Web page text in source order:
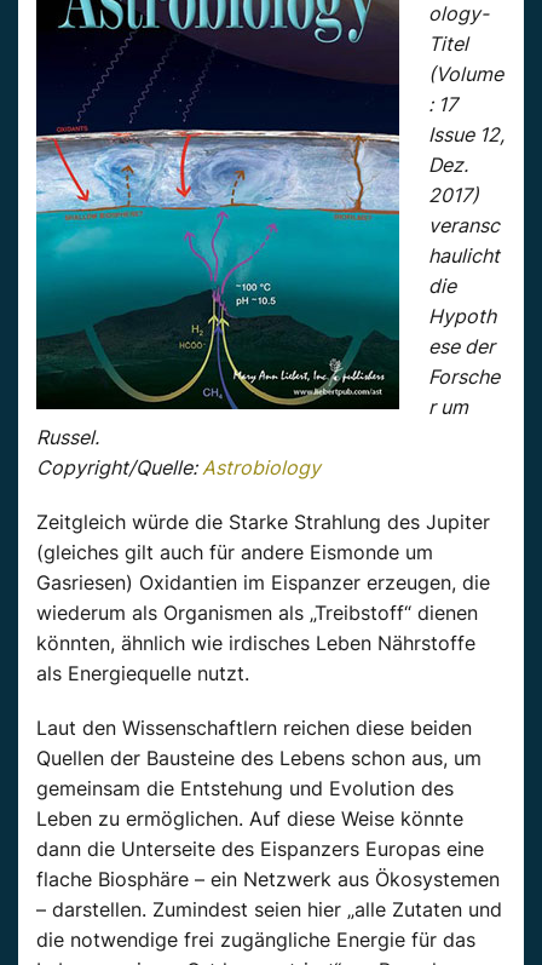
ology-
Titel
(Volume
: 17
Issue 12,
Dez.
2017)
veransc
haulicht
die
Hypoth
ese der
Forsche
r um
Russel.
Copyright/Quelle:Astrobiology
Zeitgleich würde die Starke Strahlung des Jupiter
(gleiches gilt auch für andere Eismonde um
Gasriesen) Oxidantien im Eispanzer erzeugen, die
wiederum als Organismen als „Treibstoff“ dienen
könnten, ähnlich wie irdisches Leben Nährstoffe
als Energiequelle nutzt.
Laut den Wissenschaftlern reichen diese beiden
Quellen der Bausteine des Lebens schon aus, um
gemeinsam die Entstehung und Evolution des
Leben zu ermöglichen. Auf diese Weise könnte
dann die Unterseite des Eispanzers Europas eine
flache Biosphäre – ein Netzwerk aus Ökosystemen
– darstellen. Zumindest seien hier „alle Zutaten und
die notwendige frei zugängliche Energie für das